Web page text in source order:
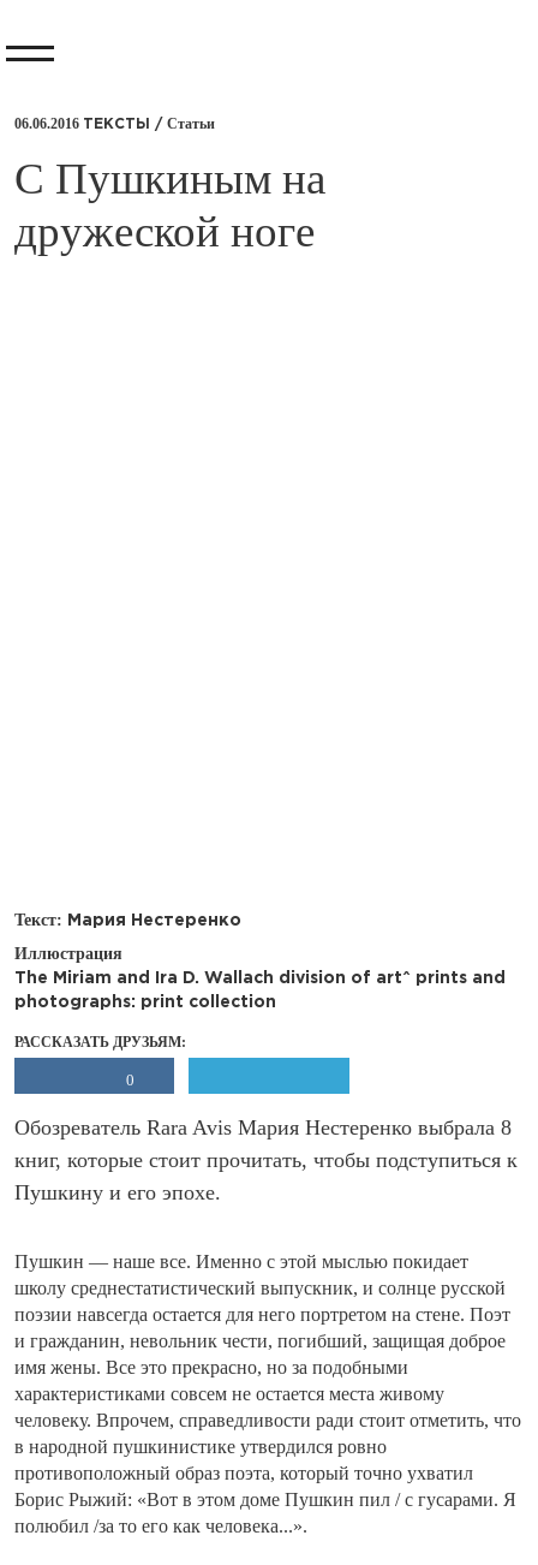
06.06.2016 ТЕКСТЫ / Статьи
​С Пушкиным на
дружеской ноге
Текст: Мария Нестеренко
Иллюстрация
The Miriam and Ira D. Wallach division of art^ prints and
photographs: print collection
РАССКАЗАТЬ ДРУЗЬЯМ:
0
Обозреватель Rara Avis Мария Нестеренко выбрала 8
книг, которые стоит прочитать, чтобы подступиться к
Пушкину и его эпохе.
Пушкин — наше все. Именно с этой мыслью покидает
школу среднестатистический выпускник, и солнце русской
поэзии навсегда остается для него портретом на стене. Поэт
и гражданин, невольник чести, погибший, защищая доброе
имя жены. Все это прекрасно, но за подобными
характеристиками совсем не остается места живому
человеку. Впрочем, справедливости ради стоит отметить, что
в народной пушкинистике утвердился ровно
противоположный образ поэта, который точно ухватил
Борис Рыжий: «Вот в этом доме Пушкин пил / с гусарами. Я
полюбил /за то его как человека...».